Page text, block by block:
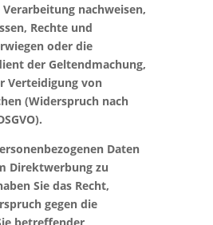
nachweisen,
Rechte und
oder die
der Geltendmachung,
Verteidigung von
(Widerspruch nach
Daten
Direktwerbung zu
Sie das Recht,
gegen die